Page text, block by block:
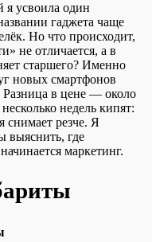
я усвоила один
гаджета чаще
Но что происходит,
не отличается, а в
старшего? Именно
новых смартфонов
в цене — около
недель кипят:
снимает резче. Я
выяснить, где
маркетинг.